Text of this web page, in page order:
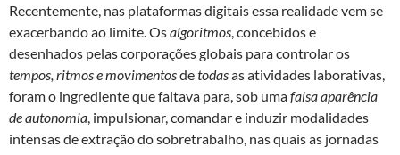
Recentemente, nas plataformas digitais essa realidade vem se
exacerbando ao limite. Osalgoritmos, concebidos e
desenhados pelas corporações globais para controlar os
tempos, ritmos e movimentosdetodasas atividades laborativas,
foram o ingrediente que faltava para, sob umafalsa aparência
de autonomia, impulsionar, comandar e induzir modalidades
intensas de extração do sobretrabalho, nas quais as jornadas